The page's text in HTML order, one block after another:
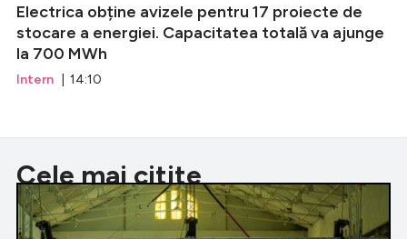
Electrica obține avizele pentru 17 proiecte de
stocare a energiei. Capacitatea totală va ajunge
la 700 MWh
Intern | 14:10
Cele mai citite